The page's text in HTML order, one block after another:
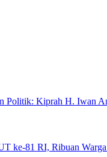
Politik: Kiprah H. Iwan
ke-81 RI, Ribuan